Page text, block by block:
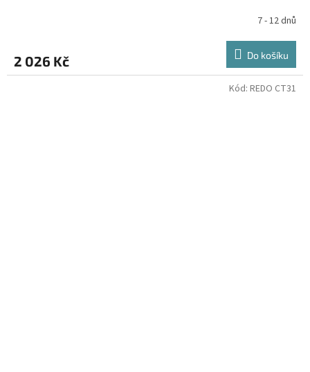
7 - 12 dnů
2 026 Kč Do košíku
Kód: REDO CT31